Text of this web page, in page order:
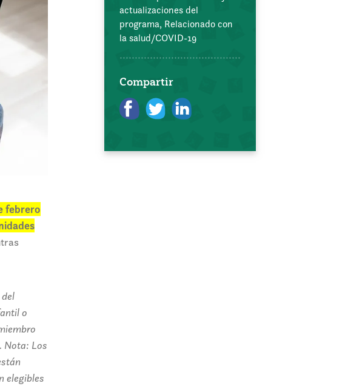
febrero
o
Nota: Los
elegibles
actualizaciones del
programa, Relacionado con
la salud/COVID-19
Compartir